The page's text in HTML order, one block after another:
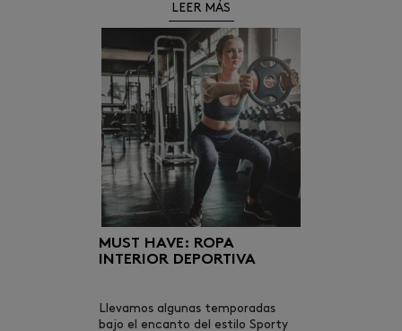
LEER MÁS
MUST HAVE: ROPA
INTERIOR DEPORTIVA
Llevamos algunas temporadas
bajo el encanto del estilo Sporty